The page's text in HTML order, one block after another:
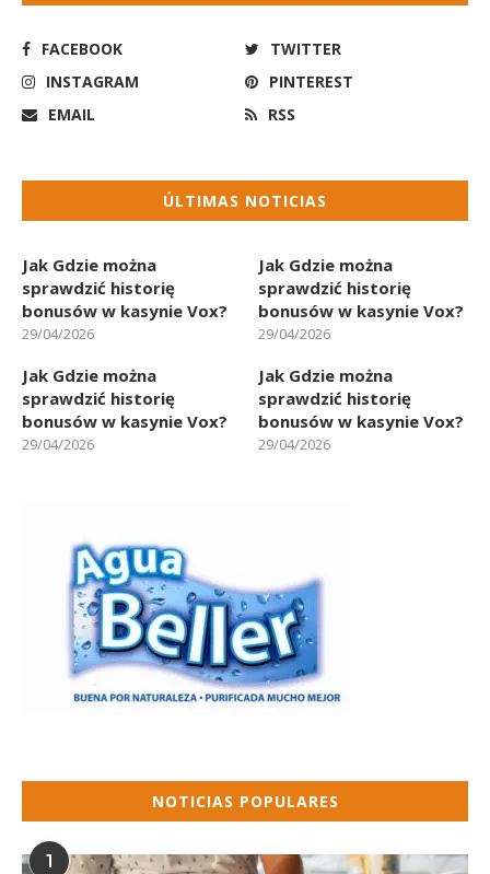
FACEBOOK
TWITTER
INSTAGRAM
PINTEREST
EMAIL
RSS
ÚLTIMAS NOTICIAS
Jak Gdzie można
sprawdzić historię
bonusów w kasynie Vox?
29/04/2026
Jak Gdzie można
sprawdzić historię
bonusów w kasynie Vox?
29/04/2026
Jak Gdzie można
sprawdzić historię
bonusów w kasynie Vox?
29/04/2026
Jak Gdzie można
sprawdzić historię
bonusów w kasynie Vox?
29/04/2026
NOTICIAS POPULARES
1